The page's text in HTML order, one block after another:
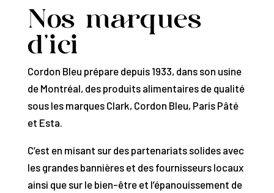
Nos marques
d’ici
Cordon Bleu prépare depuis 1933, dans son usine
de Montréal, des produits alimentaires de qualité
sous les marques Clark, Cordon Bleu, Paris Pâté
et Esta.
C’est en misant sur des partenariats solides avec
les grandes bannières et des fournisseurs locaux
ainsi que sur le bien-être et l’épanouissement de